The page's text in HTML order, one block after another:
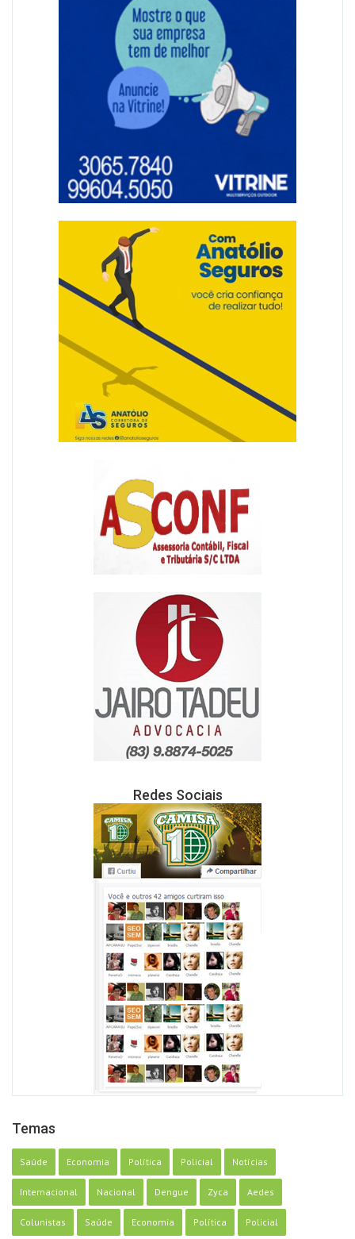
Redes Sociais
Temas
Saúde Economia Política Policial Notícias
Internacional Nacional Dengue Zyca Aedes
Colunistas Saúde Economia Política Policial